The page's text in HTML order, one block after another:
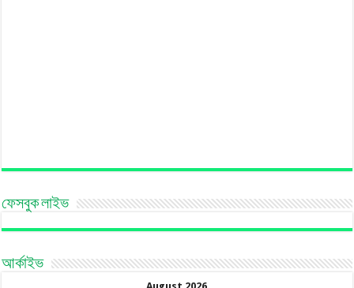
ফেসবুক লাইভ
আর্কাইভ